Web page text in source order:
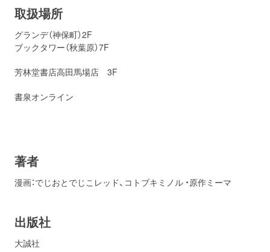
取扱場所
グランデ（神保町）2F
ブックタワー（秋葉原）7F
芳林堂書店高田馬場店 3F
書泉オンライン
著者
漫画：でじおとでじこレッド、コトブキミノル ・原作ミーマ
出版社
大誠社